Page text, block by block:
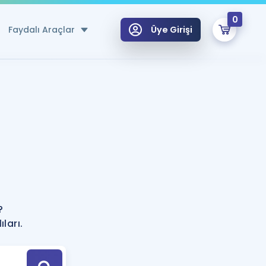
Faydalı Araçlar
Hesaplama Aracı
için Öneriler
Tek Takvimde
Üye Girişi
0
Hoca ile seni sınava hazırlayacak onlarca eğitim seni bekliyor!